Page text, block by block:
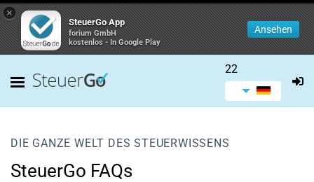
×
SteuerGo App
forium GmbH
kostenlos - In Google Play
Ansehen
22
DIE GANZE WELT DES STEUERWISSENS
SteuerGo FAQs